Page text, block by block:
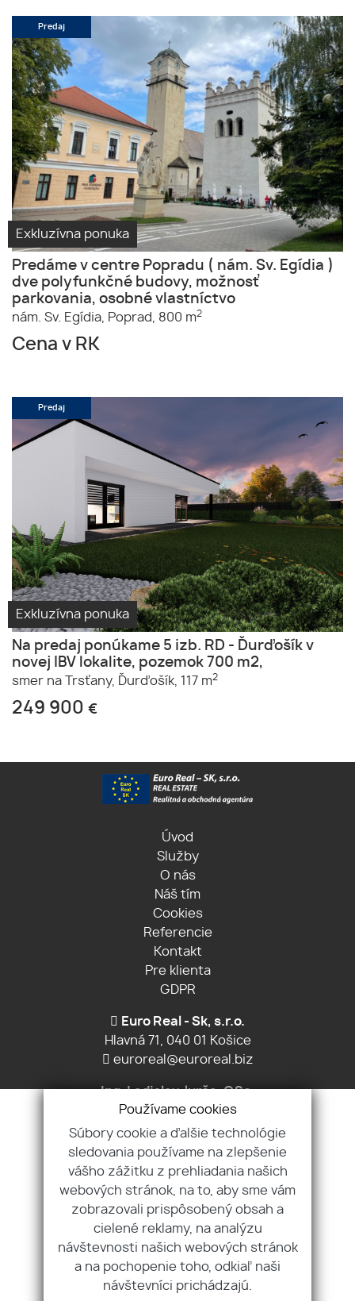
Exkluzívna ponuka
Predaj
Predáme v centre Popradu ( nám. Sv. Egídia )
dve polyfunkčné budovy, možnosť
parkovania, osobné vlastníctvo
nám. Sv. Egídia, Poprad, 800 m2
Cena v RK
Exkluzívna ponuka
Predaj
Na predaj ponúkame 5 izb. RD - Ďurďošík v
novej IBV lokalite, pozemok 700 m2,
smer na Trsťany, Ďurďošík, 117 m2
249 900 €
Úvod
Služby
O nás
Náš tím
Cookies
Referencie
Kontakt
Pre klienta
GDPR
Euro Real - Sk, s.r.o.
Hlavná 71, 040 01 Košice
euroreal@euroreal.biz
Ing. Ladislav Jurča, CSc.
+421 903 605 879
+421 907 970 829
Ing. Daniela Kobanova
+421 905 363 747
Používame cookies
Súbory cookie a ďalšie technológie
sledovania používame na zlepšenie
vášho zážitku z prehliadania našich
webových stránok, na to, aby sme vám
zobrazovali prispôsobený obsah a
cielené reklamy, na analýzu
návštevnosti našich webových stránok
a na pochopenie toho, odkiaľ naši
návštevníci prichádzajú.